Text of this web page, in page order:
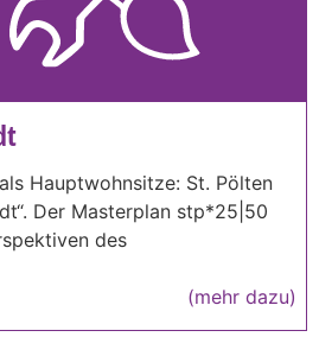
Hauptwohnsitze: St. Pölten
Der Masterplan stp*25|50
des
(mehr dazu)